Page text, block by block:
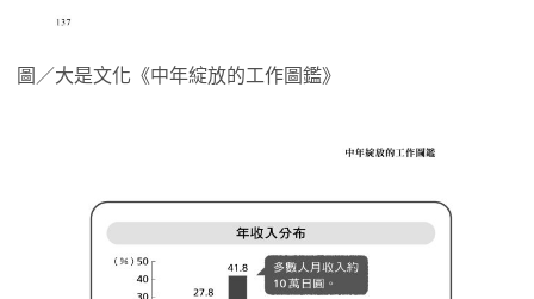
圖／大是文化《中年綻放的工作圖鑑》